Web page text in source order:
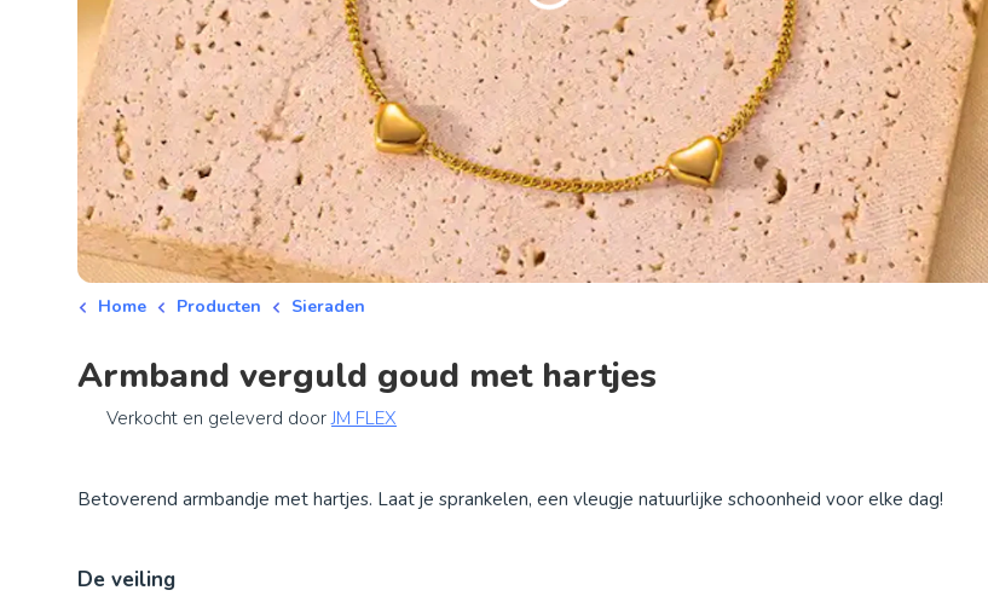
Home Producten Sieraden
Armband verguld goud met hartjes
Verkocht en geleverd doorJM FLEX
Betoverend armbandje met hartjes. Laat je sprankelen, een vleugje natuurlijke schoonheid voor elke dag!
De veiling